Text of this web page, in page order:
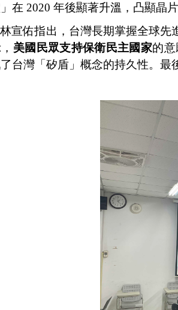
」在 2020 年後顯著升溫，凸顯晶
宣佑指出，台灣長期掌握全球先
美國民眾支持保衛民主國家的
台灣「矽盾」概念的持久性。最